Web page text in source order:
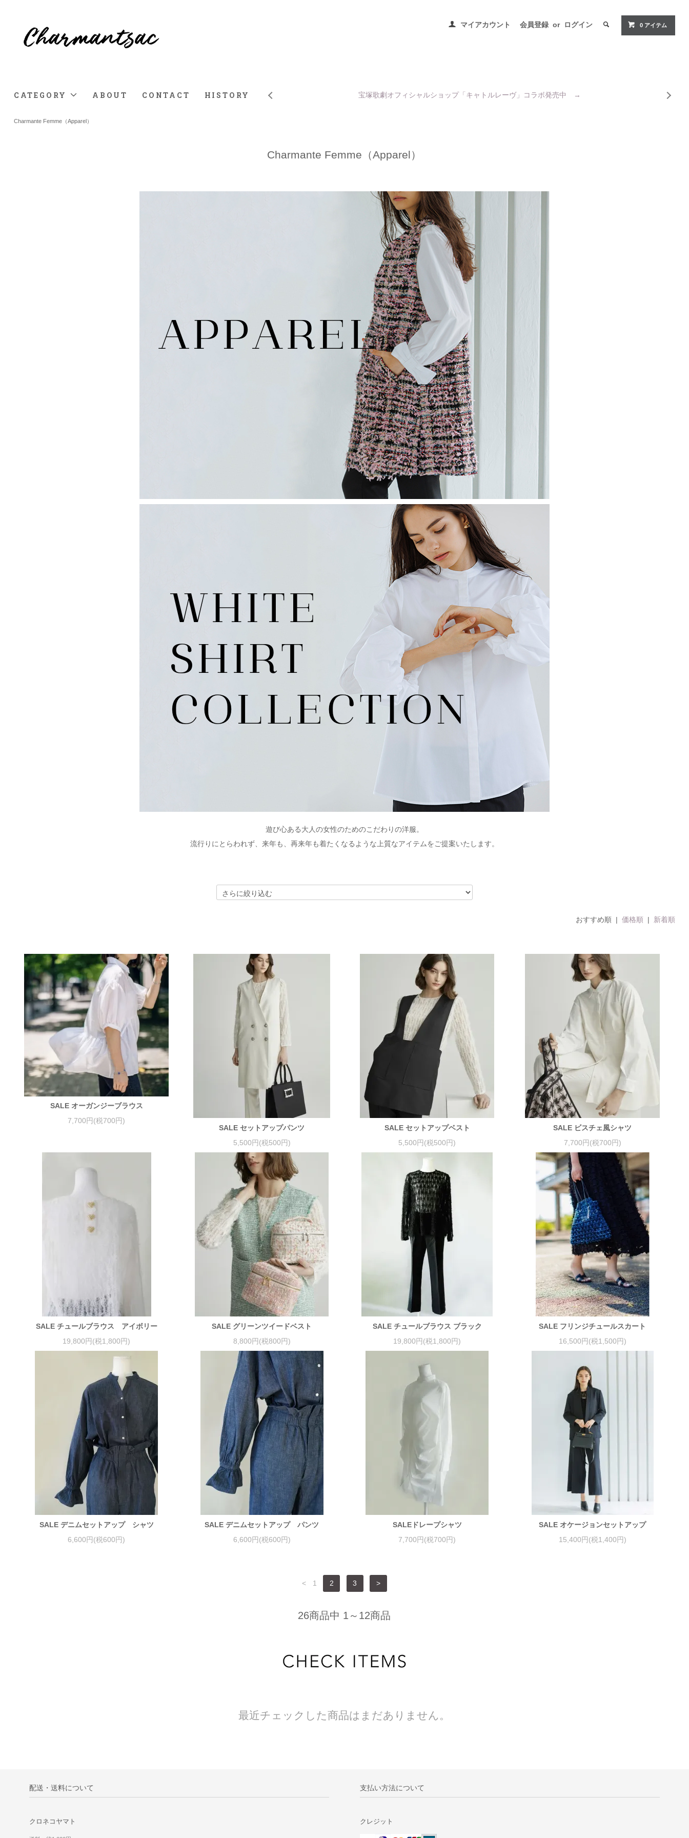
マイアカウント 会員登録 or ログイン 0 アイテム
CATEGORY ABOUT CONTACT HISTORY 宝塚歌劇オフィシャルショップ「キャトルレーヴ」コラボ発売中 →
Charmante Femme（Apparel）
Charmante Femme（Apparel）
遊び心ある大人の女性のためのこだわりの洋服。
流行りにとらわれず、来年も、再来年も着たくなるような上質なアイテムをご提案いたします。
おすすめ順 |価格順 | 新着順
SALE オーガンジーブラウス
7,700円(税700円)
SALE セットアップパンツ
5,500円(税500円)
SALE セットアップベスト
5,500円(税500円)
SALE ビスチェ風シャツ
7,700円(税700円)
SALE チュールブラウス アイボリー
19,800円(税1,800円)
SALE グリーンツイードベスト
8,800円(税800円)
SALE チュールブラウス ブラック
19,800円(税1,800円)
SALE フリンジチュールスカート
16,500円(税1,500円)
SALE デニムセットアップ シャツ
6,600円(税600円)
SALE デニムセットアップ パンツ
6,600円(税600円)
SALEドレープシャツ
7,700円(税700円)
SALE オケージョンセットアップ
15,400円(税1,400円)
< 1 2 3 >
26商品中 1～12商品
最近チェックした商品はまだありません。
配送・送料について
クロネコヤマト
支払い方法について
クレジット